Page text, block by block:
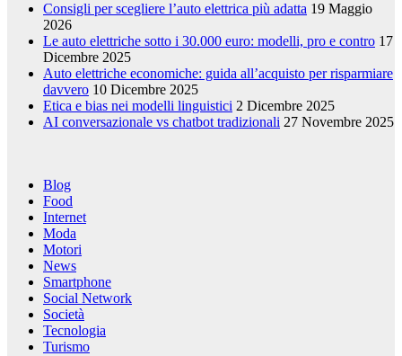
Consigli per scegliere l’auto elettrica più adatta 19 Maggio
2026
Le auto elettriche sotto i 30.000 euro: modelli, pro e contro 17
Dicembre 2025
Auto elettriche economiche: guida all’acquisto per risparmiare
davvero 10 Dicembre 2025
Etica e bias nei modelli linguistici 2 Dicembre 2025
AI conversazionale vs chatbot tradizionali 27 Novembre 2025
Blog
Food
Internet
Moda
Motori
News
Smartphone
Social Network
Società
Tecnologia
Turismo